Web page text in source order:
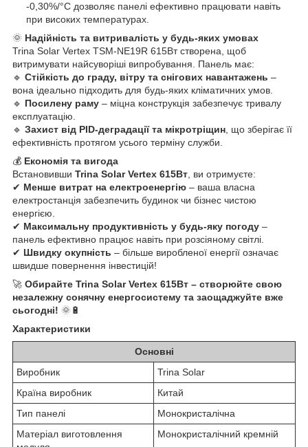
-0,30%/°C дозволяє панелі ефективно працювати навіть
при високих температурах.
🌞 Надійність та витривалість у будь-яких умовах
Trina Solar Vertex TSM-NE19R 615Вт створена, щоб
витримувати найсуворіші випробування. Панель має:
🔹 Стійкість до граду, вітру та снігових навантажень –
вона ідеально підходить для будь-яких кліматичних умов.
🔹 Посилену раму – міцна конструкція забезпечує тривалу
експлуатацію.
🔹 Захист від PID-деградації та мікротріщин, що зберігає її
ефективність протягом усього терміну служби.
💰 Економія та вигода
Встановивши Trina Solar Vertex 615Вт, ви отримуєте:
✔ Менше витрат на електроенергію – ваша власна
електростанція забезпечить будинок чи бізнес чистою
енергією.
✔ Максимальну продуктивність у будь-яку погоду –
панель ефективно працює навіть при розсіяному світлі.
✔ Швидку окупність – більше виробленої енергії означає
швидше повернення інвестицій!
🚀 Обирайте Trina Solar Vertex 615Вт – створюйте свою
незалежну сонячну енергосистему та заощаджуйте вже
сьогодні! 🌞🔋
Характеристики
Основні
Виробник
Trina Solar
Країна виробник
Китай
Тип панелі
Монокристалічна
Матеріал виготовлення
Монокристалічний кремній